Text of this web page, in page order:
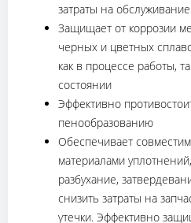
затраты на
Защищает от коррозии
черных и цветных
как в процессе работы,
состоянии
Эффективно
пенообразованию
Обеспечивает
материалами
разбухание,
снизить затраты на
утечки. Эффективно